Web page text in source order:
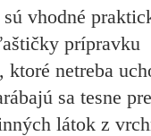
vhodné
prípravku
, ktoré netreba
sa tesne
látok z